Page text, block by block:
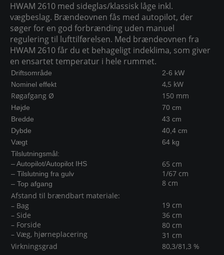
HWAM 2610 med sideglas/klassisk låge inkl.
vægbeslag. Brændeovnen fås med autopilot, der
søger for en god forbrænding uden manuel
regulering til lufttilførelsen. Med brændeovnen fra
HWAM 2610 får du et behageligt indeklima, som giver
en ensartet temperatur i hele rummet.
Driftsområde
2-6 kW
Nominel effekt
4,5 kW
Røgafgang Ø
150 mm
Højde
70 cm
Bredde
43 cm
Dybde
40,4 cm
Vægt
64 kg
Tilslutningsmål:
– Autopilot/Autopilot IHS
– Tilslutning fra gulv
– Top afgang
65 cm
1/67 cm
8 cm
Afstand til brændbart materiale:
– Bag
– Side
– Forside
– Væg, hjørneplacering
19 cm
36 cm
80 cm
31 cm
Virkningsgrad
80,3/81,3 %